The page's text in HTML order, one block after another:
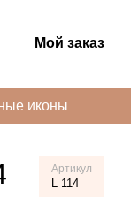
Мой заказ
иконы
Артикул
L 114